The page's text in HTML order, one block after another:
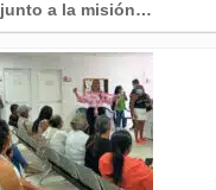
junto a la misión…